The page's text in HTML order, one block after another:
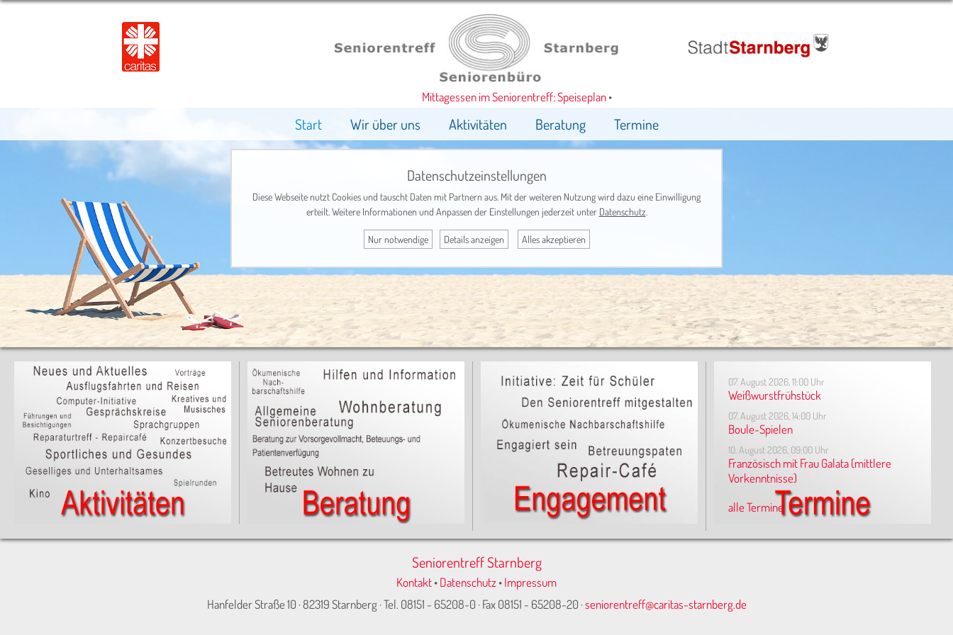
Mittagessen im Seniorentreff: Speiseplan•
Start Wir über uns Aktivitäten Beratung Termine
07. August 2026, 11:00 Uhr
Weißwurstfrühstück
07. August 2026, 14:00 Uhr
Boule-Spielen
10. August 2026, 09:00 Uhr
Französisch mit Frau Galata (mittlere
Vorkenntnisse)
alle Termine
Seniorentreff Starnberg
Kontakt•Datenschutz•Impressum
Hanfelder Straße 10 · 82319 Starnberg · Tel. 08151 - 65208-0 · Fax 08151 - 65208-20 ·seniorentreff@caritas-starnberg.de
Datenschutzeinstellungen
Diese Webseite nutzt Cookies und tauscht Daten mit Partnern aus. Mit der weiteren Nutzung wird dazu eine Einwilligung
erteilt. Weitere Informationen und Anpassen der Einstellungen jederzeit unter Datenschutz
Nur notwendige Details anzeigen Alles akzeptieren